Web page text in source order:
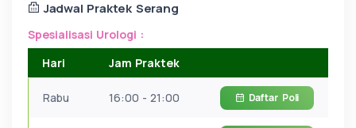
Jadwal Praktek Serang
Spesialisasi Urologi :
Hari
Jam Praktek
Rabu 16:00 - 21:00 Daftar Poli